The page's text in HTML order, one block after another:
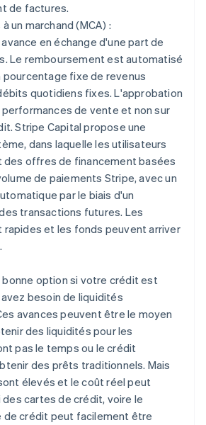
de factures.
un marchand (MCA) :
en échange d'une part de
Le remboursement est automatisé
pourcentage fixe de revenus
quotidiens fixes. L'approbation
de vente et non sur
Stripe Capital propose une
dans laquelle les utilisateurs
des offres de financement basées
de paiements Stripe, avec un
par le biais d'un
transactions futures. Les
et les fonds peuvent arriver
bonne option si votre crédit est
besoin de liquidités
avances peuvent être le moyen
des liquidités pour les
pas le temps ou le crédit
des prêts traditionnels. Mais
élevés et le coût réel peut
des cartes de crédit, voire le
de crédit peut facilement être